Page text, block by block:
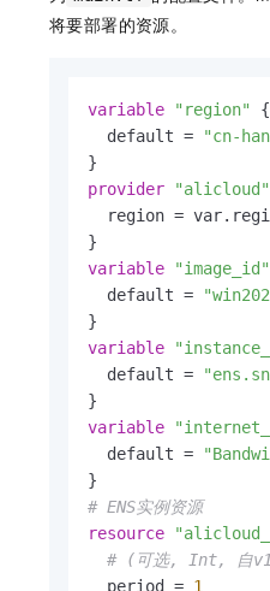
将要部署的资源。
variable "region"
{
  default =
"cn-
provider
"alicloud"
region =
variable
"image_id"
  default =
variable
  default =
variable
  default =
# ENS实例资源
resource
# (可选, Int, 自
  period =
1